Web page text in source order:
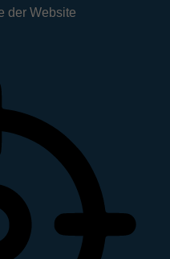
der Website